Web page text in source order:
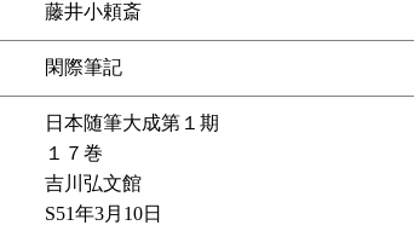
藤井小頼斎
閑際筆記
日本随筆大成第１期
１７巻
吉川弘文館
S51年3月10日